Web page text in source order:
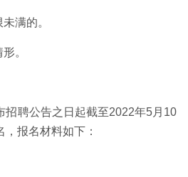
满的。
。
招聘公告之日起截至2022年5月10
报名材料如下：